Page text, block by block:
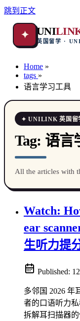
跳到正文
✦ UNI
英国留学 ·
Home »
tags »
语言学习工具
✦ UNILINK 英国留
Tag: 语言
All the articles with
Watch:
ear
生听力提
Published:
多邻国 2026 年
者的口语听力
拆解耳扫描器